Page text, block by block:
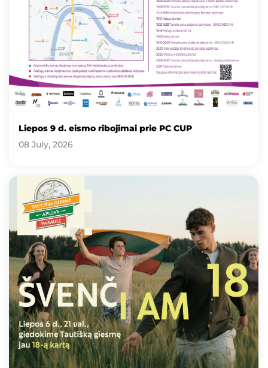
Liepos 9 d. eismo ribojimai prie PC CUP
08 July, 2026